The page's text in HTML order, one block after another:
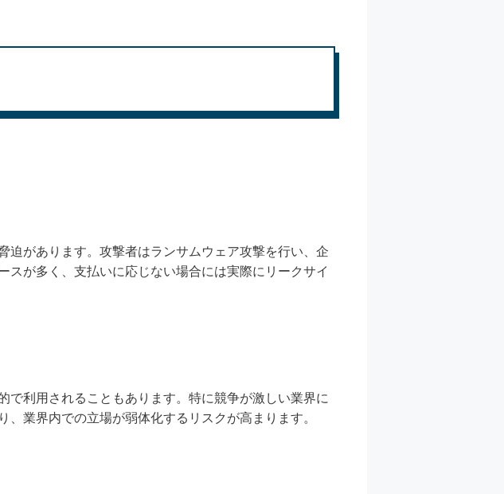
迫があります。攻撃者はランサムウェア攻撃を行い、企
が多く、支払いに応じない場合には実際にリークサイ
で利用されることもあります。特に競争が激しい業界に
業界内での立場が弱体化するリスクが高まります。